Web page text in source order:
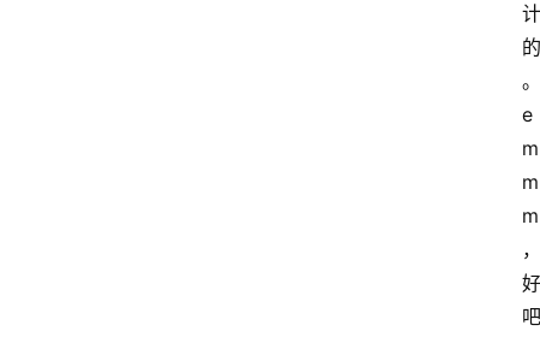
计
的
。
e
m
m
m
，
好
吧